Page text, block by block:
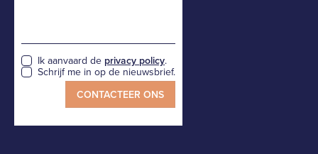
Ik aanvaard de privacy policy.
Schrijf me in op de nieuwsbrief.